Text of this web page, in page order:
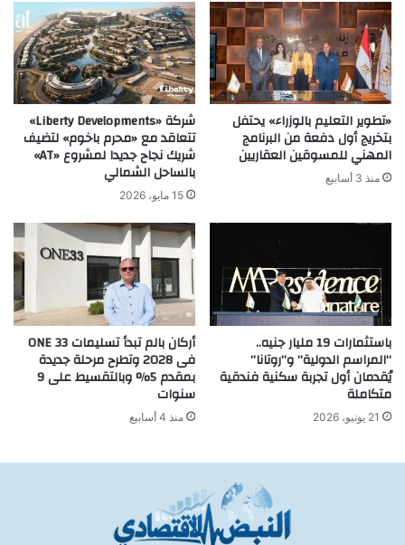
«تطوير التعليم بالوزراء» يحتفل
بتخريج أول دفعة من البرنامج
المهني للمسوقين العقاريين
منذ 3 أسابيع
شركة «Liberty Developments»
تتعاقد مع «محرم باخوم» لتضيف
شريك نجاح جديدا لمشروع «AT»
بالساحل الشمالي
15 مايو، 2026
باستثمارات 19 مليار جنيه..
“المراسم الدولية” و”روتانا”
يُقدمان أول ﺗﺠﺮﺑﺔ ﺳﻜﻨﻴﺔ ﻓﻨﺪﻗﻴﺔ
متكاملة
21 يونيو، 2026
أركان بالم تبدأ تسليمات ONE 33
فى 2028 وتطرح مرحلة جديدة
بمقدم 5% وبالتقسيط على 9
سنوات
منذ 4 أسابيع